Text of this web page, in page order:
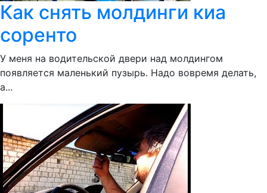
Как снять молдинги киа
соренто
У меня на водительской двери над молдингом
появляется маленький пузырь. Надо вовремя делать,
а...